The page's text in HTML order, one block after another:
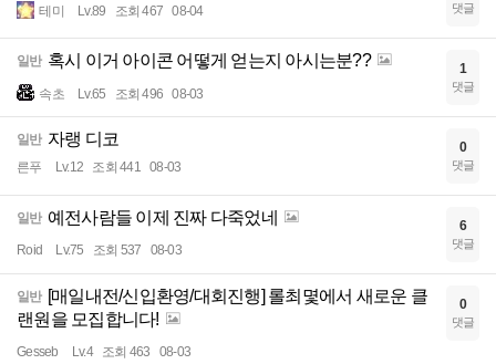
테미 Lv.89 조회 467 08-04 댓글
일반 혹시 이거 아이콘 어떻게 얻는지 아시는분??
속초 Lv.65 조회 496 08-03
1
댓글
일반 자랭 디코
른푸 Lv.12 조회 441 08-03
0
댓글
일반 예전사람들 이제 진짜 다죽었네
Roid Lv.75 조회 537 08-03
6
댓글
일반 [매일내전/신입환영/대회진행] 롤최몇에서 새로운 클
랜원을 모집합니다!
Gesseb Lv.4 조회 463 08-03
0
댓글